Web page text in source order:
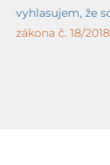
vyhlasujem, že
zákona č. 18/